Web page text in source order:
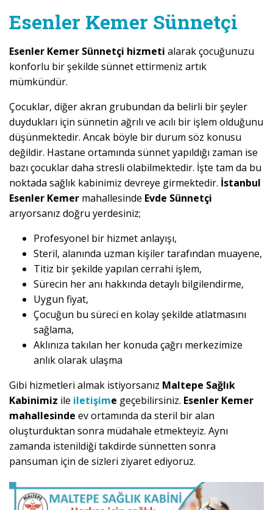
Esenler Kemer Sünnetçi
Esenler Kemer Sünnetçi hizmeti alarak çocuğunuzu
konforlu bir şekilde sünnet ettirmeniz artık
mümkündür.
Çocuklar, diğer akran grubundan da belirli bir şeyler
duydukları için sünnetin ağrılı ve acılı bir işlem olduğunu
düşünmektedir. Ancak böyle bir durum söz konusu
değildir. Hastane ortamında sünnet yapıldığı zaman ise
bazı çocuklar daha stresli olabilmektedir. İşte tam da bu
noktada sağlık kabinimiz devreye girmektedir. İstanbul
Esenler Kemer mahallesinde Evde Sünnetçi
arıyorsanız doğru yerdesiniz;
Profesyonel bir hizmet anlayışı,
Steril, alanında uzman kişiler tarafından muayene,
Titiz bir şekilde yapılan cerrahi işlem,
Sürecin her anı hakkında detaylı bilgilendirme,
Uygun fiyat,
Çocuğun bu süreci en kolay şekilde atlatmasını
sağlama,
Aklınıza takılan her konuda çağrı merkezimize
anlık olarak ulaşma
Gibi hizmetleri almak istiyorsanız Maltepe Sağlık
Kabinimiz ile iletişime geçebilirsiniz. Esenler Kemer
mahallesinde ev ortamında da steril bir alan
oluşturduktan sonra müdahale etmekteyiz. Aynı
zamanda istenildiği takdirde sünnetten sonra
pansuman için de sizleri ziyaret ediyoruz.